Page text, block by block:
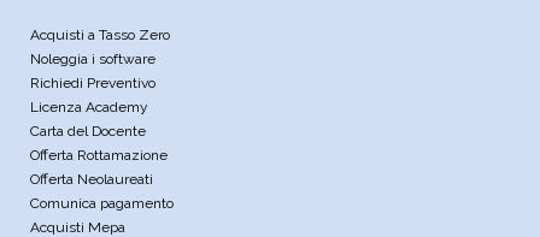
Acquisti a Tasso Zero
Noleggia i software
Richiedi Preventivo
Licenza Academy
Carta del Docente
Offerta Rottamazione
Offerta Neolaureati
Comunica pagamento
Acquisti Mepa